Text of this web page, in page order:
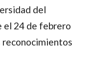
del
el 24 de febrero
reconocimientos